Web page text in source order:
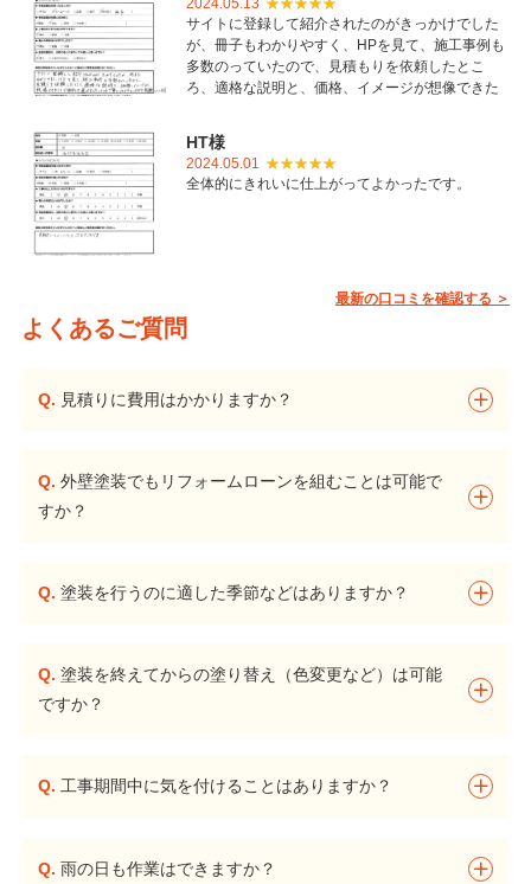
2024.05.13
サイトに登録して紹介されたのがきっかけでした
が、冊子もわかりやすく、HPを見て、施工事例も
多数のっていたので、見積もりを依頼したとこ
ろ、適格な説明と、価格、イメージが想像できた
いただき感謝しています。
HT様
2024.05.01
全体的にきれいに仕上がってよかったです。
最新の口コミを確認する ＞
よくあるご質問
Q. 見積りに費用はかかりますか？
Q. 外壁塗装でもリフォームローンを組むことは可能で
すか？
Q. 塗装を行うのに適した季節などはありますか？
Q. 塗装を終えてからの塗り替え（色変更など）は可能
ですか？
Q. 工事期間中に気を付けることはありますか？
Q. 雨の日も作業はできますか？